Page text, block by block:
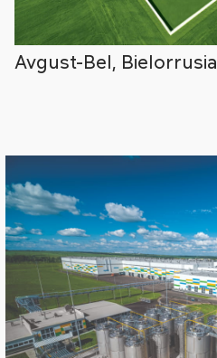
Avgust-Bel, Bielorrusia